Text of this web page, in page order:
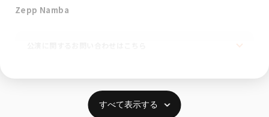
Zepp Namba
すべて表示する